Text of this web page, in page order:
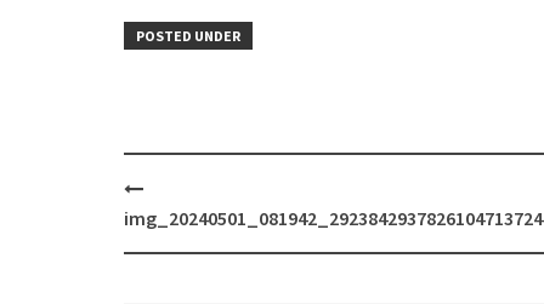
POSTED UNDER
Post
navigation